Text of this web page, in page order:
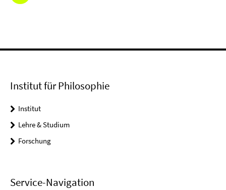
Institut für Philosophie
Institut
Lehre & Studium
Forschung
Service-Navigation